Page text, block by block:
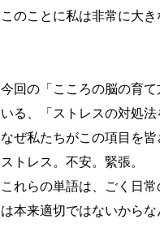
このことに私は非常に大
今回の「こころの脳の育
いる、「ストレスの対処
なぜ私たちがこの項目を
ストレス。不安。緊張。
これらの単語は、ごく日
は本来適切ではないからな